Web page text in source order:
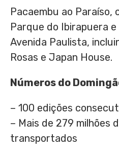
Pacaembu ao Paraíso,
Parque do Ibirapuera
Avenida Paulista,
Rosas e Japan House.
Números do
– 100 edições
– Mais de 279 milhões
transportados